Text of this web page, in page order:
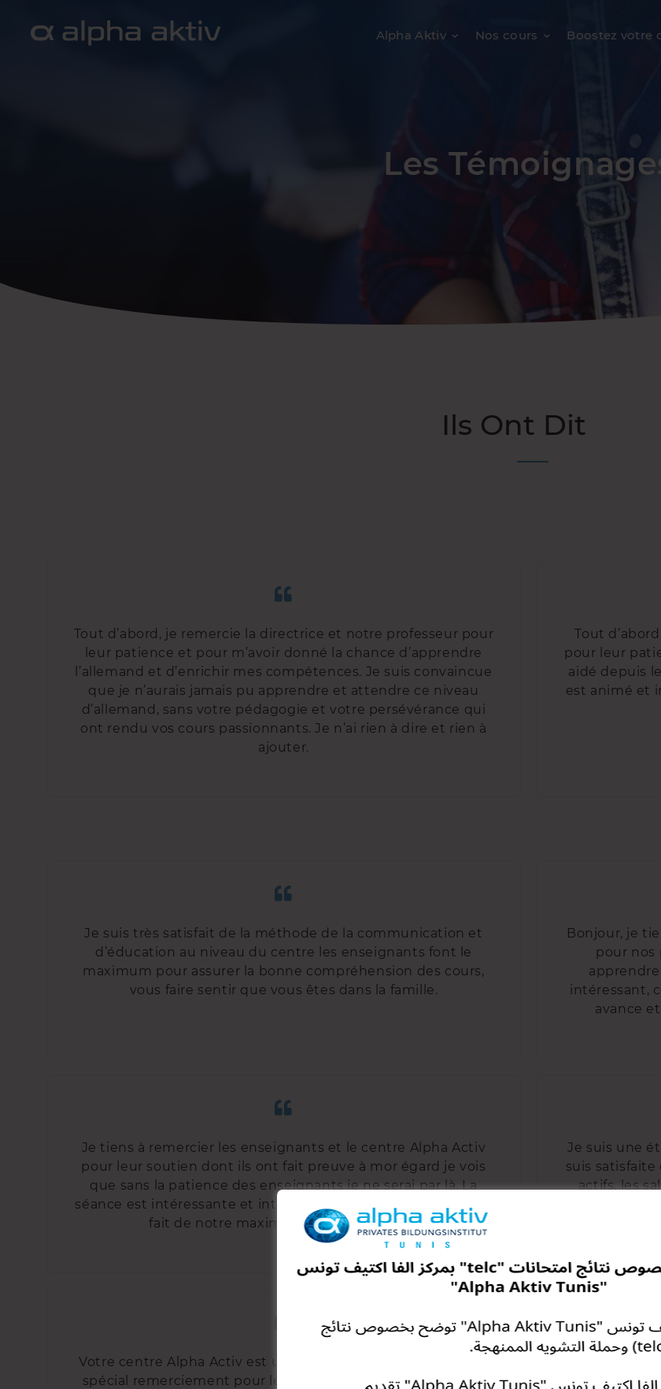
Alpha Aktiv Nos cours Boostez votre
Les
Ils Ont Dit
Tout d’abord, je remercie la directrice et notre professeur pour
leur patience et pour m’avoir donné la chance d’apprendre
l’allemand et d’enrichir mes compétences. Je suis convaincue
que je n’aurais jamais pu apprendre et attendre ce niveau
d’allemand, sans votre pédagogie et votre persévérance qui
ont rendu vos cours passionnants. Je n’ai rien à dire et rien à
ajouter.
Tout
pour leur
aidé depuis
est animé et
Je suis très satisfait de la méthode de la communication et
d’éducation au niveau du centre les enseignants font le
maximum pour assurer la bonne compréhension des cours,
vous faire sentir que vous êtes dans la famille.
Bonjour, je
pour nos
apprendre
intéressant,
avance
Je tiens à remercier les enseignants et le centre Alpha Activ
pour leur soutien dont ils ont fait preuve à mor égard je vois
que sans la patience des enseignants je ne serai par là. La
séance est intéressante et intrigante On joue à des jeux et on
fait de notre maximum pour apprendre.
Je suis une
suis satisfaite
actifs, les
Votre centre Alpha Activ est un centre très professionnel. Un
spécial remerciement pour les professeurs Et pour finir une
Bonne